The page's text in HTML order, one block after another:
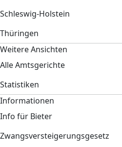
Schleswig-Holstein
Thüringen
Weitere Ansichten
Alle Amtsgerichte
Statistiken
Informationen
Info für Bieter
Zwangsversteigerungsgesetz